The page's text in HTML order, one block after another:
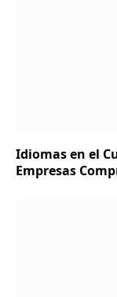
Idiomas en el
Empresas